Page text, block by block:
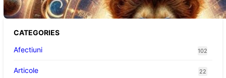
CATEGORIES
Afectiuni
102
Articole 22